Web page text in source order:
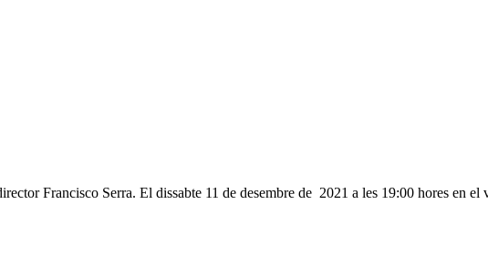
Francisco Serra. El dissabte 11 de desembre de 2021 a les 19:00 hores en